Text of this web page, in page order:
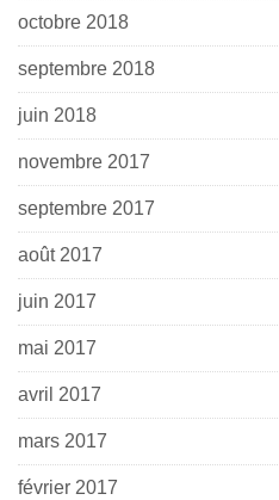
octobre 2018
septembre 2018
juin 2018
novembre 2017
septembre 2017
août 2017
juin 2017
mai 2017
avril 2017
mars 2017
février 2017